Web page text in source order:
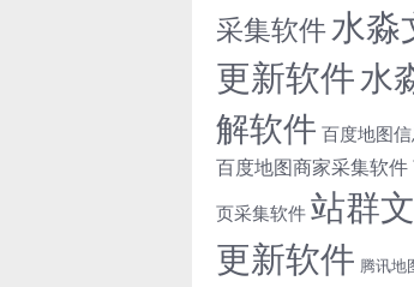
采集软件水淼
更新软件水
解软件 百度地图
百度地图商家采集软件
页采集软件 站群
更新软件 腾讯地